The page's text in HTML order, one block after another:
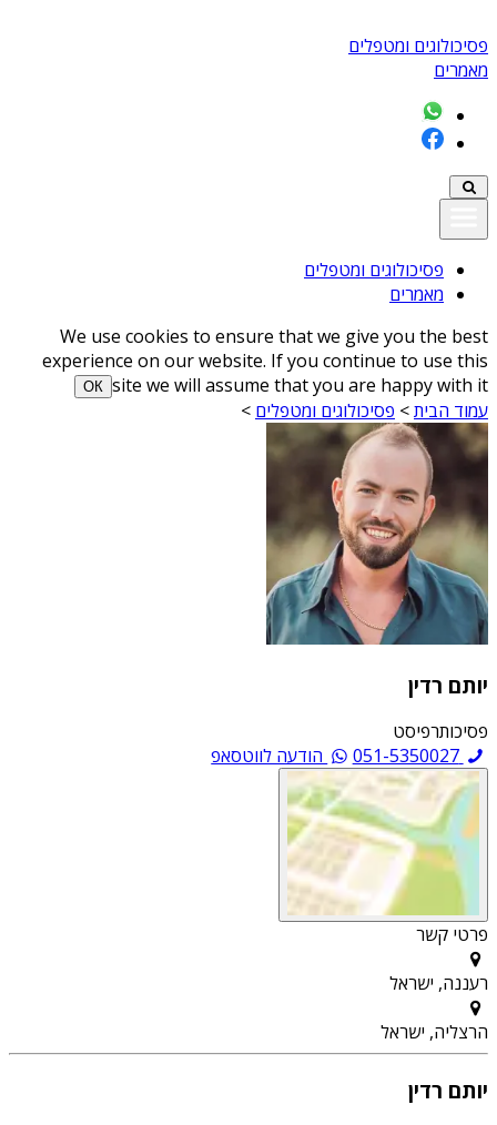
פסיכולוגים ומטפלים
מאמרים
פסיכולוגים ומטפלים
מאמרים
We use cookies to ensure that we give you the best
experience on our website. If you continue to use this
site we will assume that you are happy with it
ОК
עמוד הבית> פסיכולוגים ומטפלים >
יותם רדין
פסיכותרפיסט
051-5350027
הודעה לווטסאפ
פרטי קשר
רעננה, ישראל
הרצליה, ישראל
יותם רדין